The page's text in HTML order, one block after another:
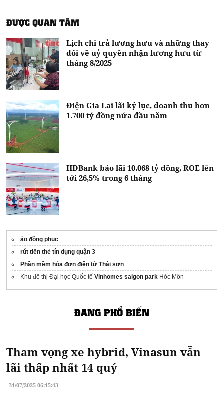
ĐƯỢC QUAN TÂM
Lịch chi trả lương hưu và những thay
đổi về uỷ quyền nhận lương hưu từ
tháng 8/2025
Điện Gia Lai lãi kỷ lục, doanh thu hơn
1.700 tỷ đồng nửa đầu năm
HDBank báo lãi 10.068 tỷ đồng, ROE lên
tới 26,5% trong 6 tháng
áo đồng phục
rút tiền thẻ tín dụng quận 3
Phần mềm hóa đơn điện tử Thái sơn
Khu đô thị Đại học Quốc tếVinhomes saigon park Hóc Môn
ĐANG PHỔ BIẾN
Tham vọng xe hybrid, Vinasun vẫn
lãi thấp nhất 14 quý
31/07/2025 06:15:43